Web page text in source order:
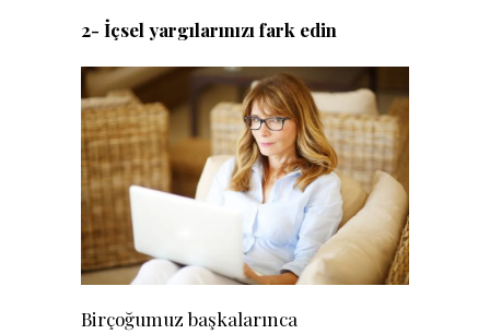
2- İçsel yargılarınızı fark edin
Birçoğumuz başkalarınca